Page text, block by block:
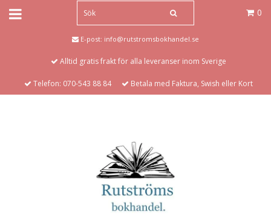
0
E-post: info@rutstromsbokhandel.se
Alltid gratis frakt för alla leveranser inom Sverige
Telefon: 070-543 88 84 Betala med Faktura, Swish eller Kort